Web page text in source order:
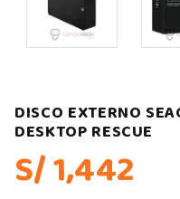
DISCO EXTERNO
DESKTOP RESCUE
S/ 1,442